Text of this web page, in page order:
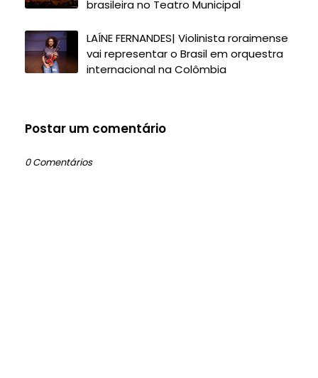
brasileira no Teatro Municipal
LAÍNE FERNANDES| Violinista roraimense
vai representar o Brasil em orquestra
internacional na Colômbia
Postar um comentário
0 Comentários